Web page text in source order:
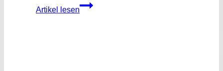
Artikel lesen
Eigenkapital